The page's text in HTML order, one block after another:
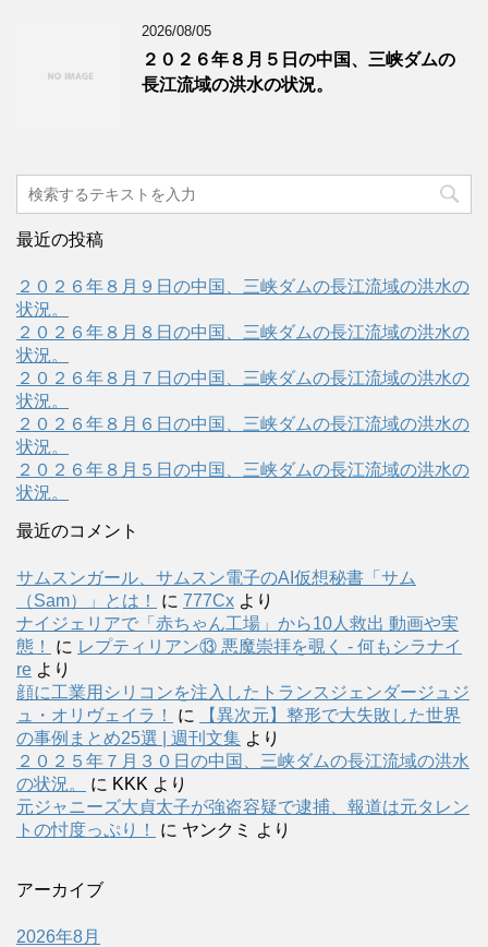
2026/08/05
２０２６年８月５日の中国、三峡ダムの
長江流域の洪水の状況。
最近の投稿
２０２６年８月９日の中国、三峡ダムの長江流域の洪水の
状況。
２０２６年８月８日の中国、三峡ダムの長江流域の洪水の
状況。
２０２６年８月７日の中国、三峡ダムの長江流域の洪水の
状況。
２０２６年８月６日の中国、三峡ダムの長江流域の洪水の
状況。
２０２６年８月５日の中国、三峡ダムの長江流域の洪水の
状況。
最近のコメント
サムスンガール、サムスン電子のAI仮想秘書「サム
（Sam）」とは！
に 777Cx より
ナイジェリアで「赤ちゃん工場」から10人救出 動画や実
態！
に レプティリアン⑬ 悪魔崇拝を覗く - 何もシラナイ
re より
顔に工業用シリコンを注入したトランスジェンダージュジ
ュ・オリヴェイラ！
に
【異次元】整形で大失敗した世界
の事例まとめ25選 | 週刊文集 より
２０２５年７月３０日の中国、三峡ダムの長江流域の洪水
の状況。
に KKK より
元ジャニーズ大貞太子が強盗容疑で逮捕、報道は元タレン
トの忖度っぷり！
に ヤンクミ より
アーカイブ
2026年8月